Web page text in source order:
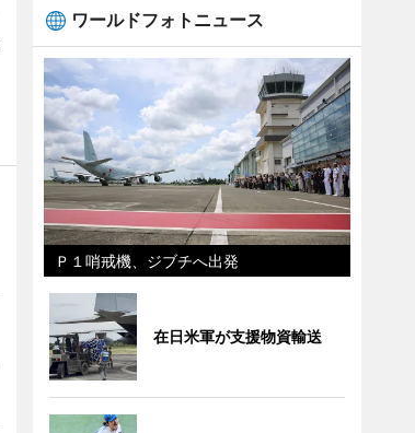
ワールドフォトニュース
Ｐ１哨戒機、ジブチへ出発
在日米軍が支援物資輸送